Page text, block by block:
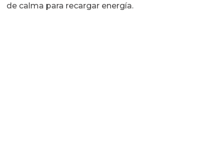
de calma para recargar energía.